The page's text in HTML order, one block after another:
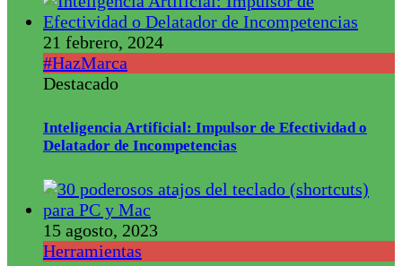
21 febrero, 2024
#HazMarca
Destacado
Inteligencia Artificial: Impulsor de Efectividad o
Delatador de Incompetencias
15 agosto, 2023
Herramientas